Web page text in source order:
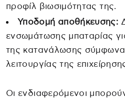
προφίλ βιωσιμότητας της.
Υποδομή αποθήκευσης:
ενσωμάτωσης μπαταρίας
της κατανάλωσης σύμφωνα
λειτουργίας της
Οι ενδιαφερόμενοι